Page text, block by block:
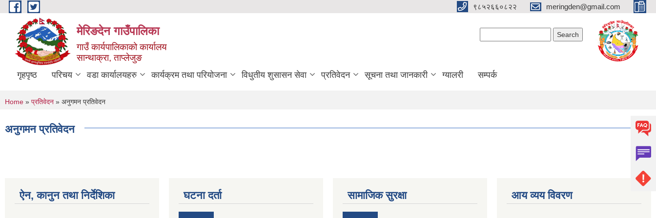
Skip to main content ९८५२६६०८२२ meringden@gmail.com
मेरिङदेन गाउँपालिका
गाउँ कार्यपालिकाको कार्यालय
सान्थाक्रा, ताप्लेजुङ
गृहपृष्ठ परिचय वडा कार्यालयहरु कार्यक्रम तथा परियोजना विधुतीय शुसासन सेवा प्रतिवेदन सूचना तथा जानकारी ग्यालरी सम्पर्क
You are here
Home » प्रतिवेदन » अनुगमन प्रतिवेदन
अनुगमन प्रतिवेदन
ऐन, कानुन तथा निर्देशिका घटना दर्ता सामाजिक सुरक्षा आय व्यय विवरण